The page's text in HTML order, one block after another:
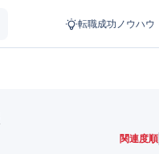
転職成功ノウハウ
関連度順